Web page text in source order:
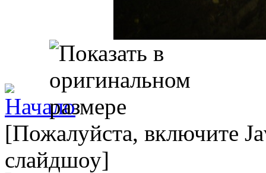
[Пожалуйста, включите
слайдшоу]